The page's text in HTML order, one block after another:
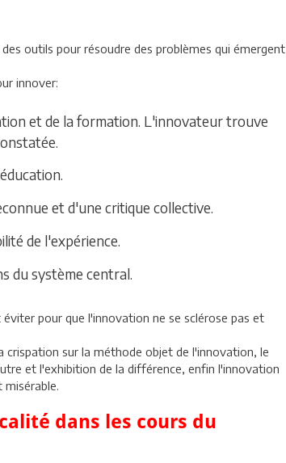
outils pour résoudre des problèmes qui émergent
innover:
et de la formation. L'innovateur trouve
et d'une critique collective.
de l'expérience.
du système central.
pour que l'innovation ne se sclérose pas et
sur la méthode objet de l'innovation, le
et l'exhibition de la différence, enfin l'innovation
dans les cours du